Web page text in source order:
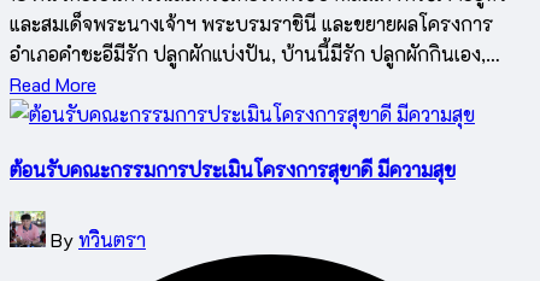
และสมเด็จพระนางเจ้าฯ พระบรมราชินี และขยายผลโครงการ
อำเภอคำชะอีมีรัก ปลูกผักแบ่งปัน, บ้านนี้มีรัก ปลูกผักกินเอง,…
Read More
ต้อนรับคณะกรรมการประเมินโครงการสุขาดี มีความสุข
Posted
by
Byทวินตรา